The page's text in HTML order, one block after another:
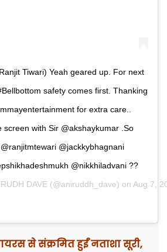
(Ranjit Tiwari) Yeah geared up. For next
safety comes first. Thanking
for extra care..
screen with Sir @akshaykumar .So
@jackkybhagnani
@nikkhiladvani ??
DAVE (@aniruddh_dave) on Aug 7,
से संक्रमित हुईं नताशा सूरी,